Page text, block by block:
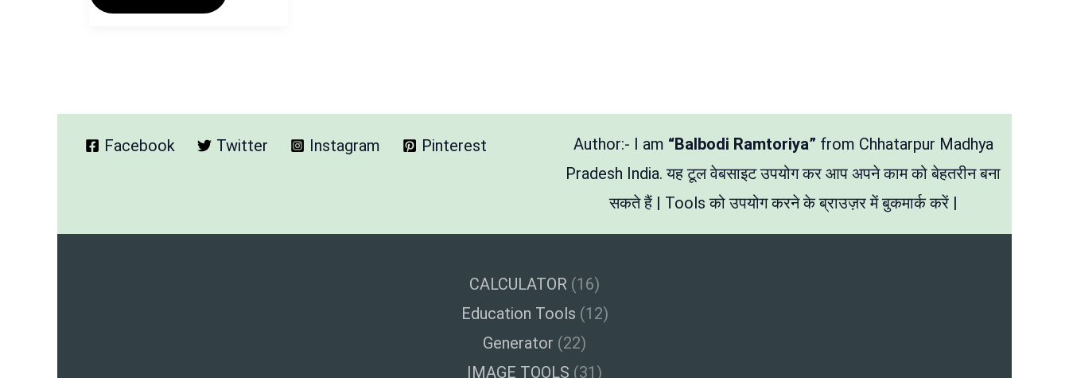
सरल
Facebook Twitter Instagram Pinterest Author:- I am “Balbodi Ramtoriya” from Chhatarpur Madhya
Pradesh India. यह टूल वेबसाइट उपयोग कर आप अपने काम को बेहतरीन बना
सकते हैं | Tools को उपयोग करने के ब्राउज़र में बुकमार्क करें |
CALCULATOR (16)
Education Tools (12)
Generator (22)
IMAGE TOOLS (31)